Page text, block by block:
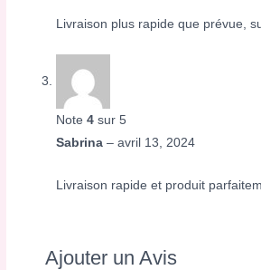
Livraison plus rapide que prévue,
Note4 sur 5
Sabrina– avril 13, 2024
Livraison rapide et produit
Ajouter un Avis